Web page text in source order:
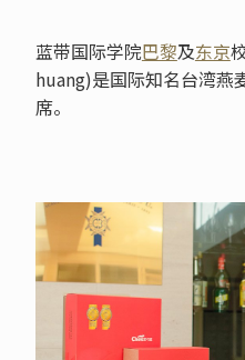
蓝带国际学院巴黎及东京
huang)是国际知名台湾燕
席。